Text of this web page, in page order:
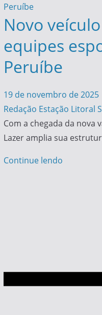
Peruíbe
Novo
equipes
Peruíbe
19 de novembro de 2025
Redação Estação Litoral
Com a chegada da nova
Lazer amplia sua
Continue lendo